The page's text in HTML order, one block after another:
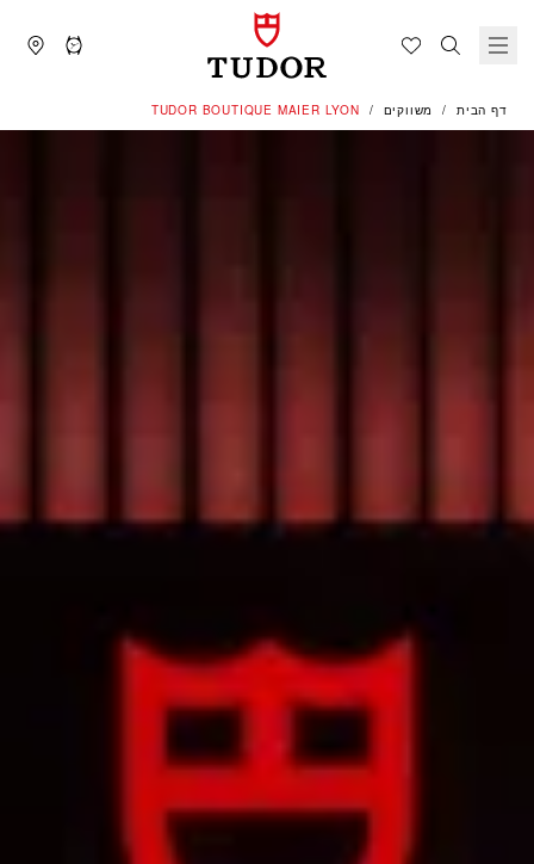
דף הבית משווקים ‭TUDOR BOUTIQUE MAIER LYON‬